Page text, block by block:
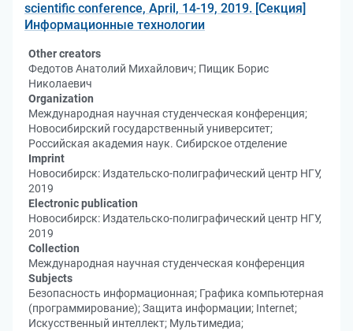
scientific conference, April, 14-19, 2019. [Секция]
Информационные технологии
Other creators
Федотов Анатолий Михайлович; Пищик Борис
Николаевич
Organization
Международная научная студенческая конференция;
Новосибирский государственный университет;
Российская академия наук. Сибирское отделение
Imprint
Новосибирск: Издательско-полиграфический центр НГУ,
2019
Electronic publication
Новосибирск: Издательско-полиграфический центр НГУ,
2019
Collection
Международная научная студенческая конференция
Subjects
Безопасность информационная; Графика компьютерная
(программирование); Защита информации; Internet;
Искусственный интеллект; Мультимедиа;